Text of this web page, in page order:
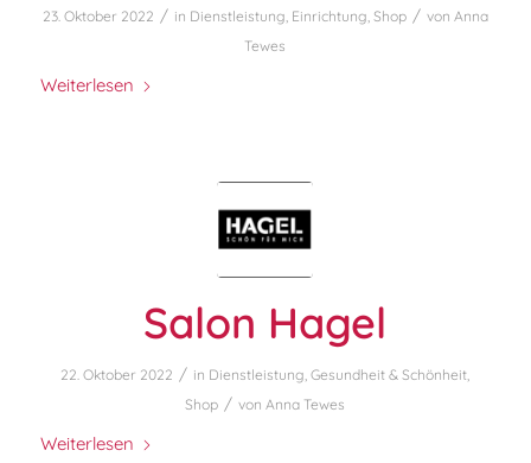
23. Oktober 2022 / in Dienstleistung, Einrichtung, Shop / von Anna
Tewes
Weiterlesen
Salon Hagel
22. Oktober 2022 / in Dienstleistung,Gesundheit & Schönheit,
Shop / vonAnna Tewes
Weiterlesen